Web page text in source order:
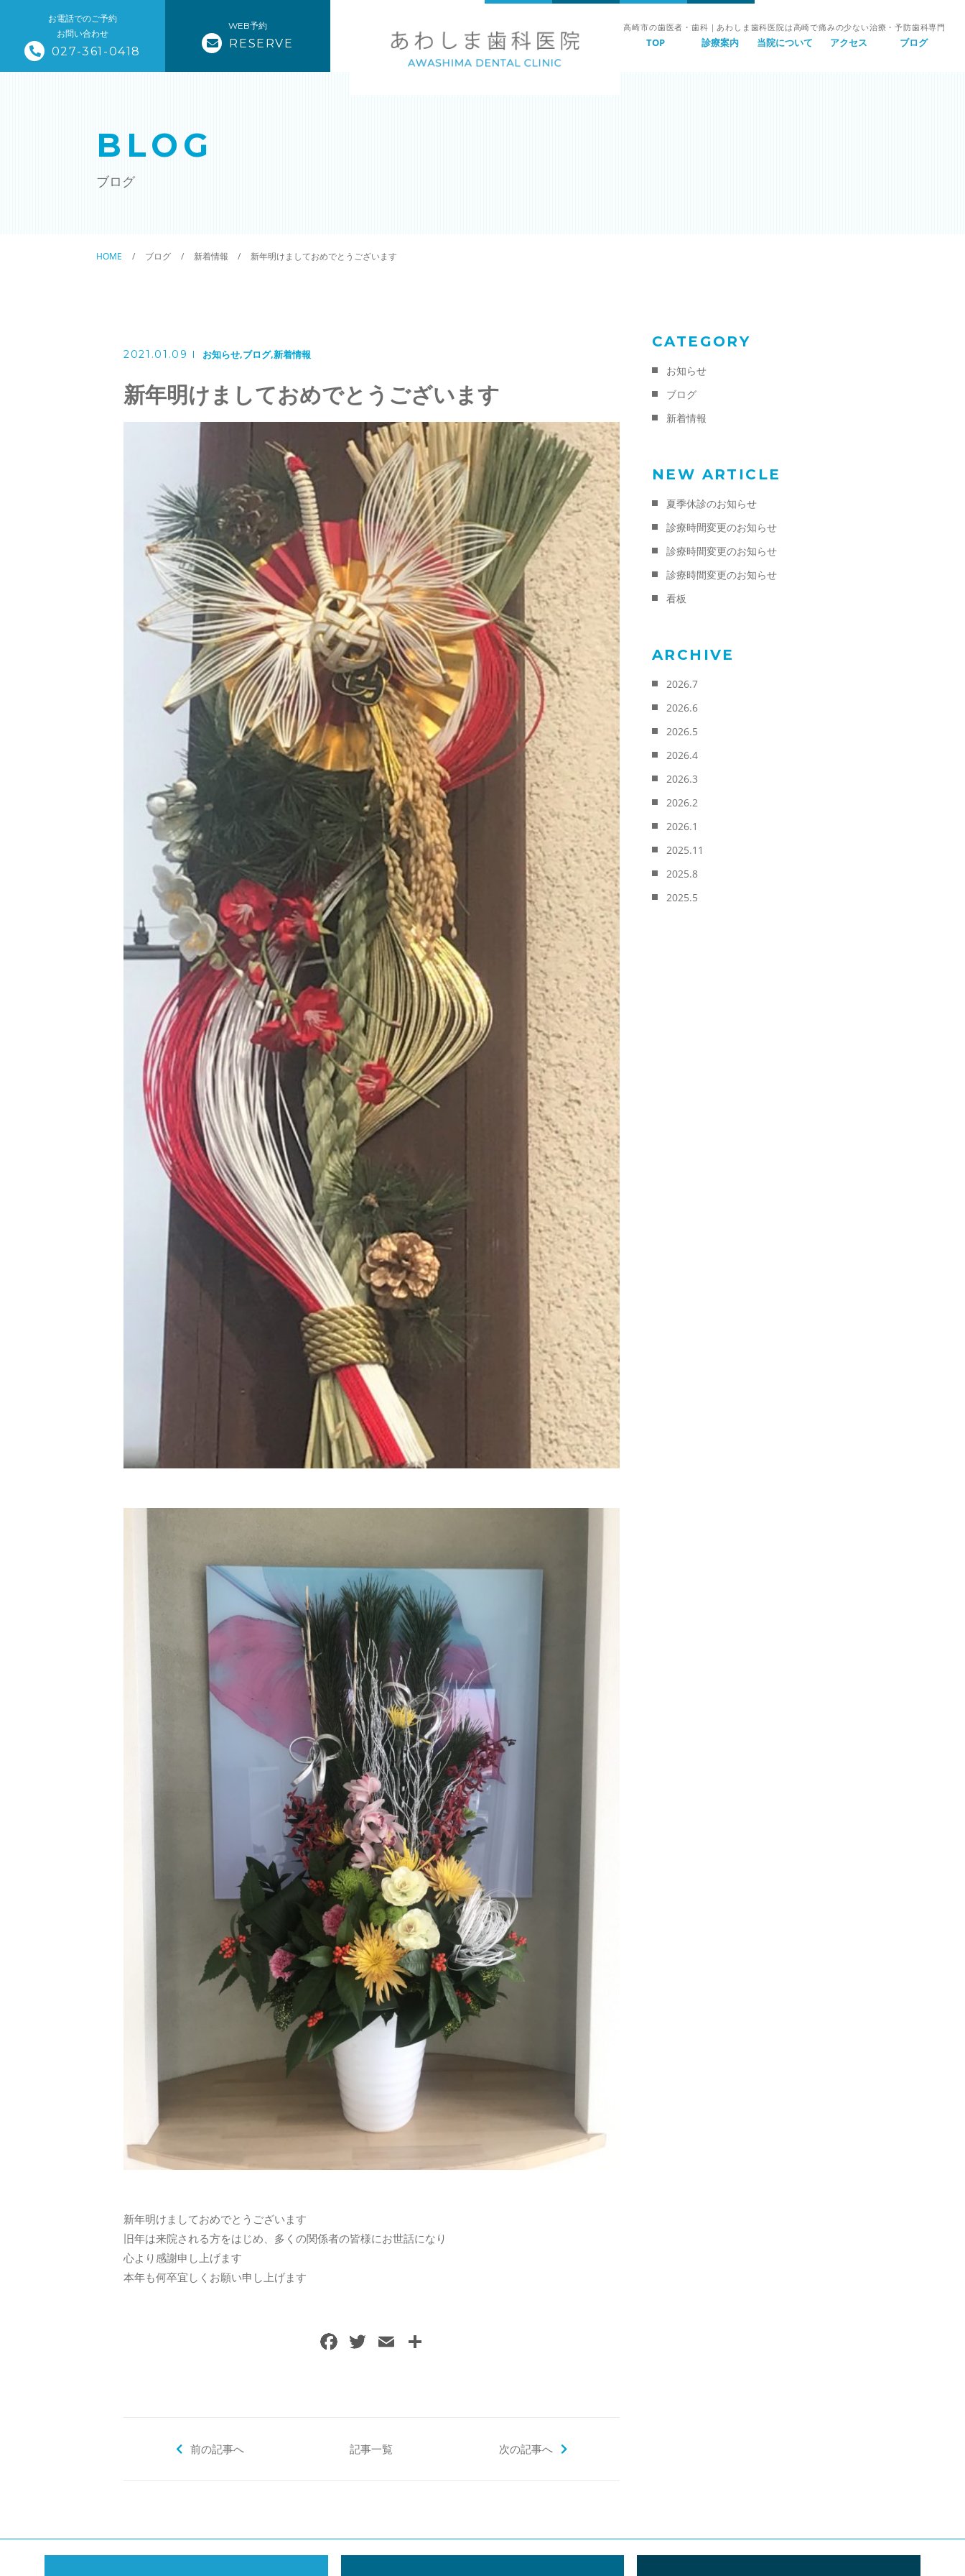
お電話でのご予約
お問い合わせ
027-361-0418
WEB予約
RESERVE
高崎市の歯医者・歯科｜あわしま歯科医院は高崎で痛みの少ない治療・予防歯科専門
TOP 診療案内 当院について アクセス ブログ
BLOG
ブログ
HOME ブログ 新着情報 新年明けましておめでとうございます
2021.01.09 お知らせ ブログ 新着情報
新年明けましておめでとうございます
新年明けましておめでとうございます
旧年は来院される方をはじめ、多くの関係者の皆様にお世話になり
心より感謝申し上げます
本年も何卒宜しくお願い申し上げます
F
o
T E
前の記事へ 記事一覧 次の記事へ
CATEGORY
お知らせ
ブログ
新着情報
NEW ARTICLE
夏季休診のお知らせ
診療時間変更のお知らせ
診療時間変更のお知らせ
診療時間変更のお知らせ
看板
ARCHIVE
2026.7
2026.6
2026.5
2026.4
2026.3
2026.2
2026.1
2025.11
2025.8
2025.5